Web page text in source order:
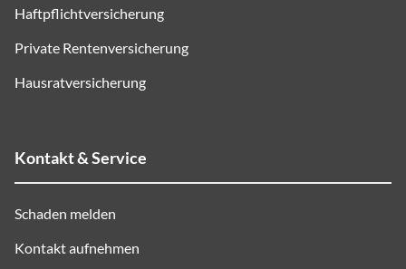
Haftpflichtversicherung
Private Rentenversicherung
Hausratversicherung
Kontakt & Service
Schaden melden
Kontakt aufnehmen